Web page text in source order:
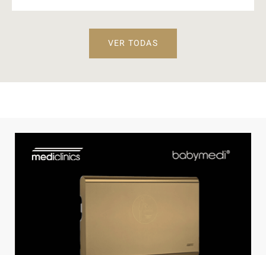
VER TODAS